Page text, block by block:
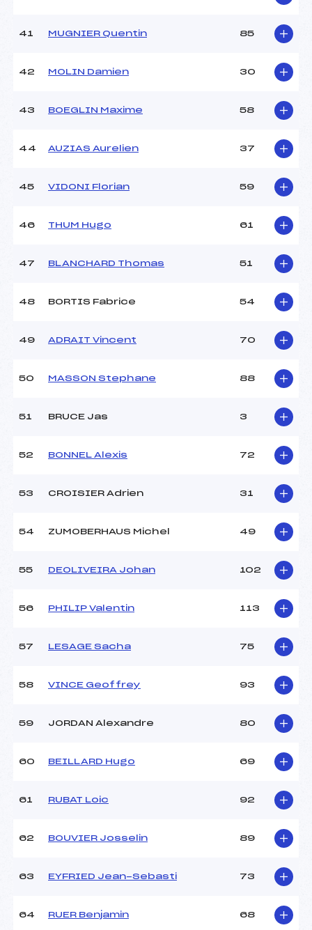
41 MUGNIER Quentin 85
42 MOLIN Damien 30
43 BOEGLIN Maxime 58
44 AUZIAS Aurelien 37
45 VIDONI Florian 59
46 THUM Hugo 61
47 BLANCHARD Thomas 51
48 BORTIS Fabrice 54
49 ADRAIT Vincent 70
50 MASSON Stephane 88
51 BRUCE Jas 3
52 BONNEL Alexis 72
53 CROISIER Adrien 31
54 ZUMOBERHAUS Michel 49
55 DEOLIVEIRA Johan 102
56 PHILIP Valentin 113
57 LESAGE Sacha 75
58 VINCE Geoffrey 93
59 JORDAN Alexandre 80
60 BEILLARD Hugo 69
61 RUBAT Loic 92
62 BOUVIER Josselin 89
63 EYFRIED Jean-Sebasti 73
64 RUER Benjamin 68